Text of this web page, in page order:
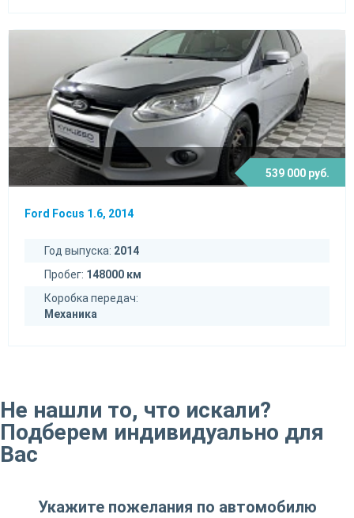
539 000 руб.
Ford Focus 1.6, 2014
Год выпуска: 2014
Пробег: 148000 км
Коробка передач:
Механика
Не нашли то, что искали?
Подберем индивидуально для
Вас
Укажите пожелания по автомобилю